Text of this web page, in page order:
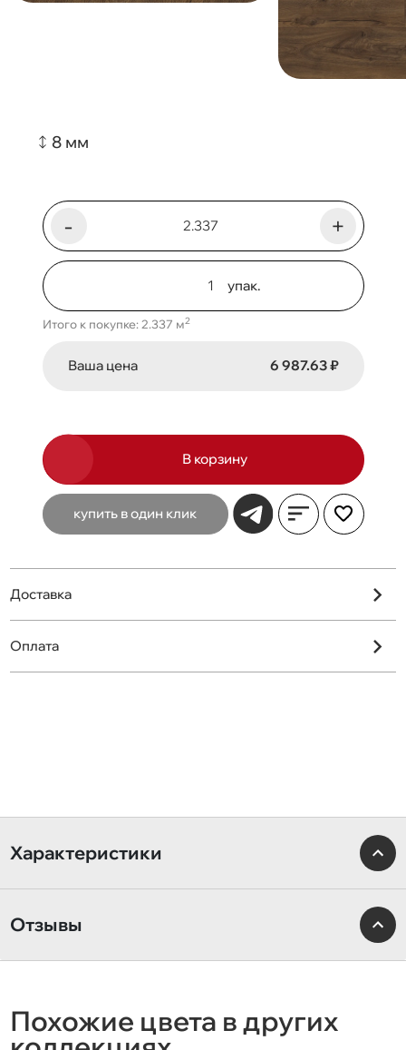
- +
упак.
Итого к покупке: 2.337 м2
Ваша цена 6 987.63 ₽
В корзину
купить в один клик
Доставка
Оплата
8 мм
Характеристики
Отзывы
Похожие цвета в других